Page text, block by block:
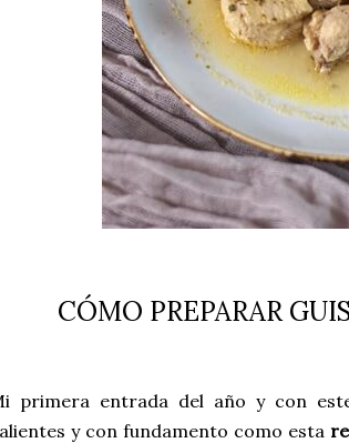
CÓMO PREPARAR
primera entrada del año y con
y con fundamento como esta